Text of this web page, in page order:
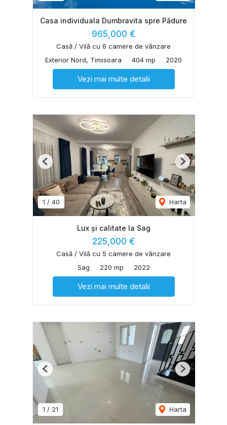
Casa individuala Dumbravita spre Pădure
965,000 €
Casă / Vilă cu 6 camere de vânzare
Exterior Nord, Timisoara
404 mp 2020
Vezi mai multe detalii
1 / 40 Harta
Previous Next
Lux și calitate la Sag
225,000 €
Casă / Vilă cu 5 camere de vânzare
Sag
220 mp 2022
Vezi mai multe detalii
1 / 21 Harta
Previous Next